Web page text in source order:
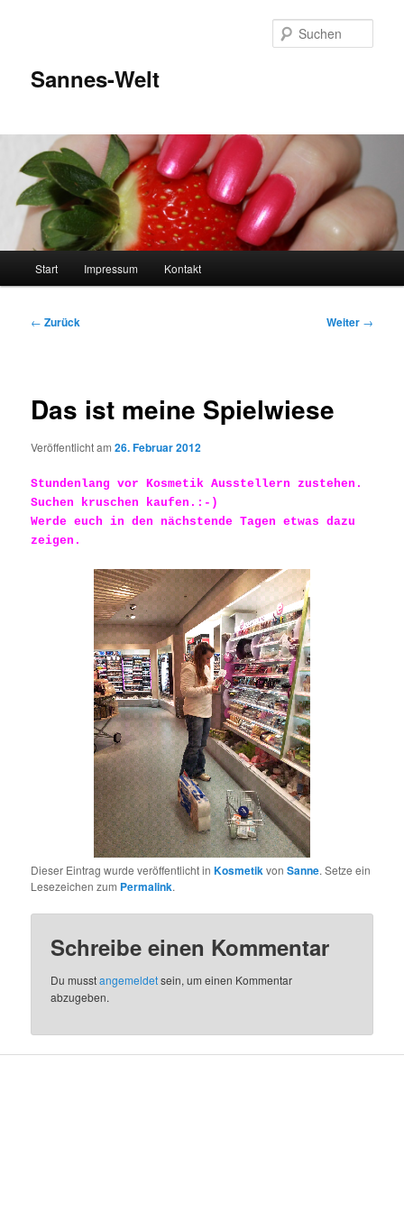
Sannes-Welt
Start Impressum Kontakt
Beitragsnavigation
← Zurück Weiter →
Das ist meine Spielwiese
Veröffentlicht am26. Februar 2012
Stundenlang vor Kosmetik Ausstellern zustehen.
Suchen kruschen kaufen.:-)
Werde euch in den nächstende Tagen etwas dazu
zeigen.
Dieser Eintrag wurde veröffentlicht inKosmetikvonSanne. Setze ein
Lesezeichen zum Permalink.
Schreibe einen Kommentar
Du musstangemeldetsein, um einen Kommentar
abzugeben.